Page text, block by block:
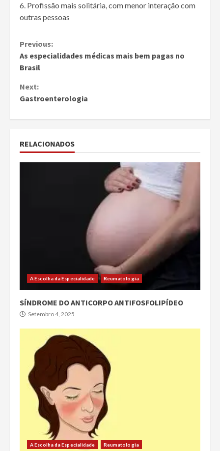
Profissão mais solitária, com menor interação com
outras pessoas
Continue
Reading
Previous:
As especialidades médicas mais bem pagas no
Brasil
Next:
Gastroenterologia
RELACIONADOS
A Escolha da Especialidade Reumatologia
SÍNDROME DO ANTICORPO ANTIFOSFOLIPÍDEO
Setembro 4, 2025
A Escolha da Especialidade Reumatologia